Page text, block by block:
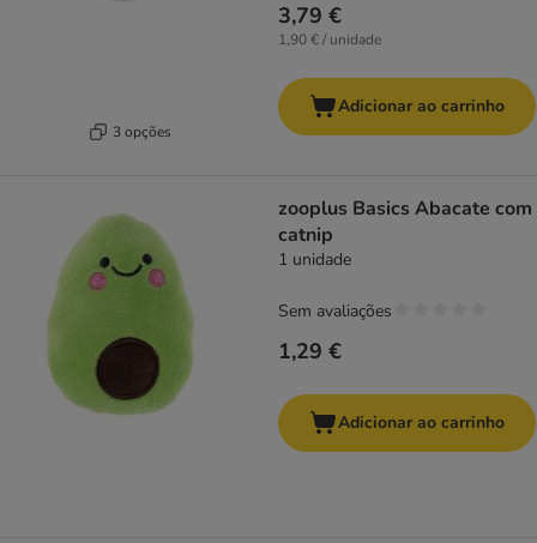
3 opções
3,79 €
1,90 € / unidade
Adicionar ao carrinho
zooplus Basics Abacate com
catnip
1 unidade
1,29 €
Sem avaliações
Adicionar ao carrinho